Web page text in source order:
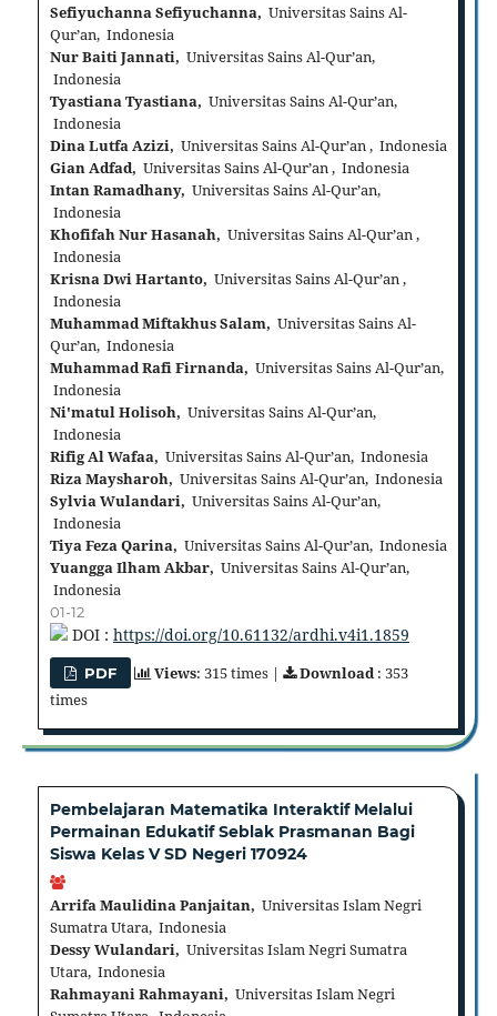
Sefiyuchanna Sefiyuchanna, Universitas Sains Al-
Qur’an, Indonesia
Nur Baiti Jannati, Universitas Sains Al-Qur’an,
Indonesia
Tyastiana Tyastiana, Universitas Sains Al-Qur’an,
Indonesia
Dina Lutfa Azizi, Universitas Sains Al-Qur’an , Indonesia
Gian Adfad, Universitas Sains Al-Qur’an , Indonesia
Intan Ramadhany, Universitas Sains Al-Qur’an,
Indonesia
Khofifah Nur Hasanah, Universitas Sains Al-Qur’an ,
Indonesia
Krisna Dwi Hartanto, Universitas Sains Al-Qur’an ,
Indonesia
Muhammad Miftakhus Salam, Universitas Sains Al-
Qur’an, Indonesia
Muhammad Rafi Firnanda, Universitas Sains Al-Qur’an,
Indonesia
Ni'matul Holisoh, Universitas Sains Al-Qur’an,
Indonesia
Rifig Al Wafaa, Universitas Sains Al-Qur’an, Indonesia
Riza Maysharoh, Universitas Sains Al-Qur’an, Indonesia
Sylvia Wulandari, Universitas Sains Al-Qur’an,
Indonesia
Tiya Feza Qarina, Universitas Sains Al-Qur’an, Indonesia
Yuangga Ilham Akbar, Universitas Sains Al-Qur’an,
Indonesia
01-12
DOI : https://doi.org/10.61132/ardhi.v4i1.1859
PDF Views: 315 times | Download: 353
times
Pembelajaran Matematika Interaktif Melalui
Permainan Edukatif Seblak Prasmanan Bagi
Siswa Kelas V SD Negeri 170924
Arrifa Maulidina Panjaitan, Universitas Islam Negri
Sumatra Utara, Indonesia
Dessy Wulandari, Universitas Islam Negri Sumatra
Utara, Indonesia
Rahmayani Rahmayani, Universitas Islam Negri